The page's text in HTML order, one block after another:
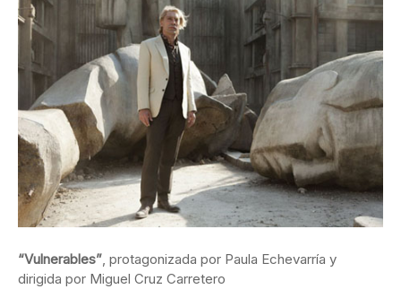
“Vulnerables”, protagonizada por Paula Echevarría y
dirigida por Miguel Cruz Carretero